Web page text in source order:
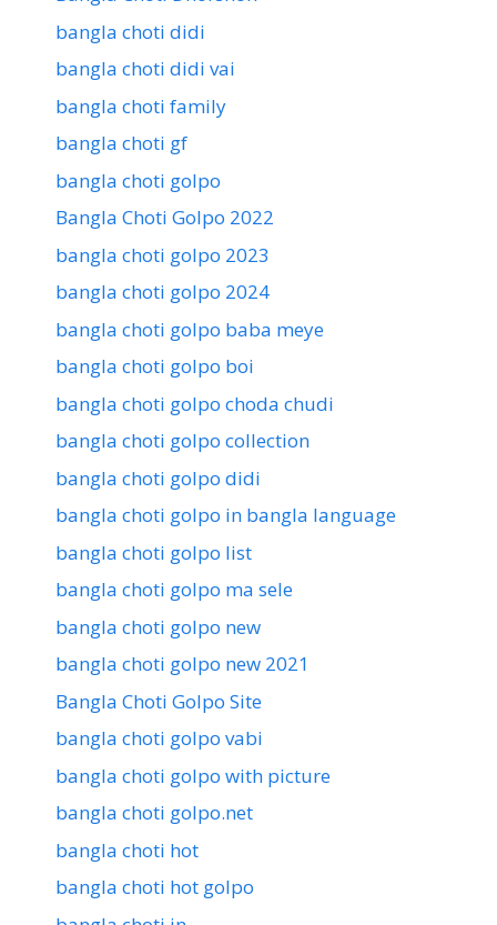
bangla choti didi
bangla choti didi vai
bangla choti family
bangla choti gf
bangla choti golpo
Bangla Choti Golpo 2022
bangla choti golpo 2023
bangla choti golpo 2024
bangla choti golpo baba meye
bangla choti golpo boi
bangla choti golpo choda chudi
bangla choti golpo collection
bangla choti golpo didi
bangla choti golpo in bangla language
bangla choti golpo list
bangla choti golpo ma sele
bangla choti golpo new
bangla choti golpo new 2021
Bangla Choti Golpo Site
bangla choti golpo vabi
bangla choti golpo with picture
bangla choti golpo.net
bangla choti hot
bangla choti hot golpo